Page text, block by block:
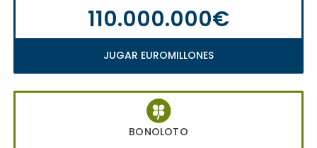
110.000.000€
JUGAR EUROMILLONES
BONOLOTO